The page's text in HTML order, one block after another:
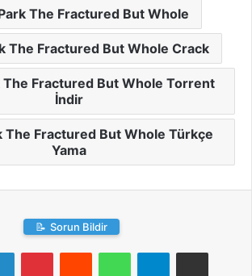
The Fractured But Whole
The Fractured But Whole Crack
The Fractured But Whole Torrent
İndir
The Fractured But Whole Türkçe
Yama
📝 Sorun Bildir
LinkedInPinterestReddit WhatsAppTelegramE-Posta ile paylaş